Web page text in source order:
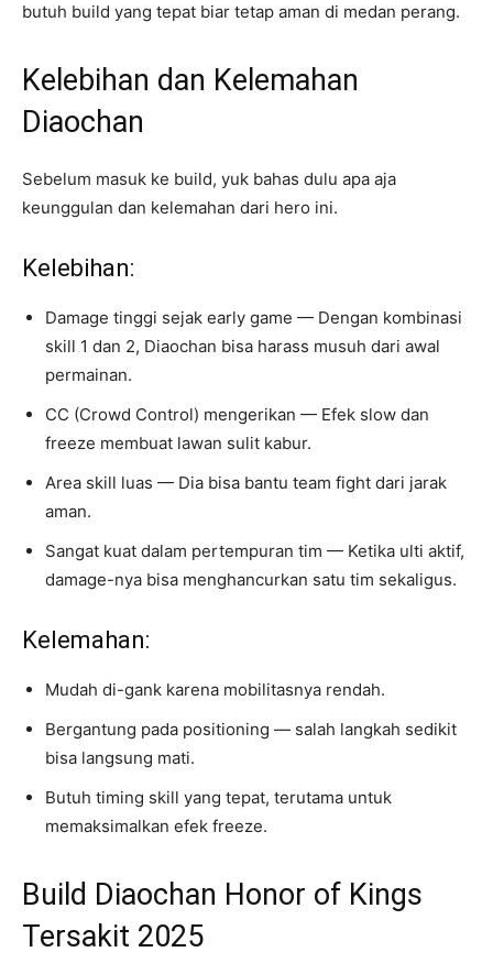
butuh build yang tepat biar tetap aman di medan perang.
Kelebihan dan Kelemahan
Diaochan
Sebelum masuk ke build, yuk bahas dulu apa aja
keunggulan dan kelemahan dari hero ini.
Kelebihan:
Damage tinggi sejak early game — Dengan kombinasi
skill 1 dan 2, Diaochan bisa harass musuh dari awal
permainan.
CC (Crowd Control) mengerikan — Efek slow dan
freeze membuat lawan sulit kabur.
Area skill luas — Dia bisa bantu team fight dari jarak
aman.
Sangat kuat dalam pertempuran tim — Ketika ulti aktif,
damage-nya bisa menghancurkan satu tim sekaligus.
Kelemahan:
Mudah di-gank karena mobilitasnya rendah.
Bergantung pada positioning — salah langkah sedikit
bisa langsung mati.
Butuh timing skill yang tepat, terutama untuk
memaksimalkan efek freeze.
Build Diaochan Honor of Kings
Tersakit 2025